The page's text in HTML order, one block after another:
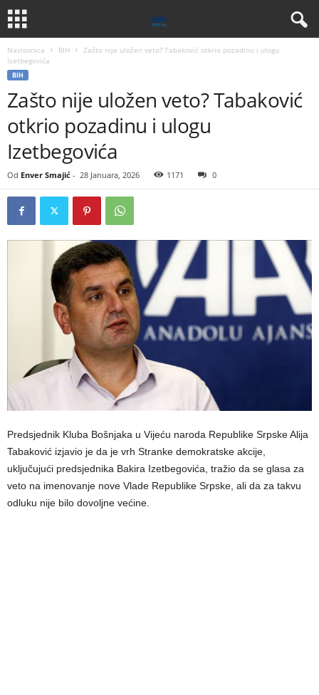
Naslovnica BIH
Zašto nije uložen veto? Tabaković otkrio pozadinu i ulogu
Izetbegovića
BIH
Zašto nije uložen veto? Tabaković
otkrio pozadinu i ulogu
Izetbegovića
Od Enver Smajić - 28 Januara, 2026 1171 0
Predsjednik Kluba Bošnjaka u Vijeću naroda Republike Srpske Alija
Tabaković izjavio je da je vrh Stranke demokratske akcije,
uključujući predsjednika Bakira Izetbegovića, tražio da se glasa za
veto na imenovanje nove Vlade Republike Srpske, ali da za takvu
odluku nije bilo dovoljne većine.